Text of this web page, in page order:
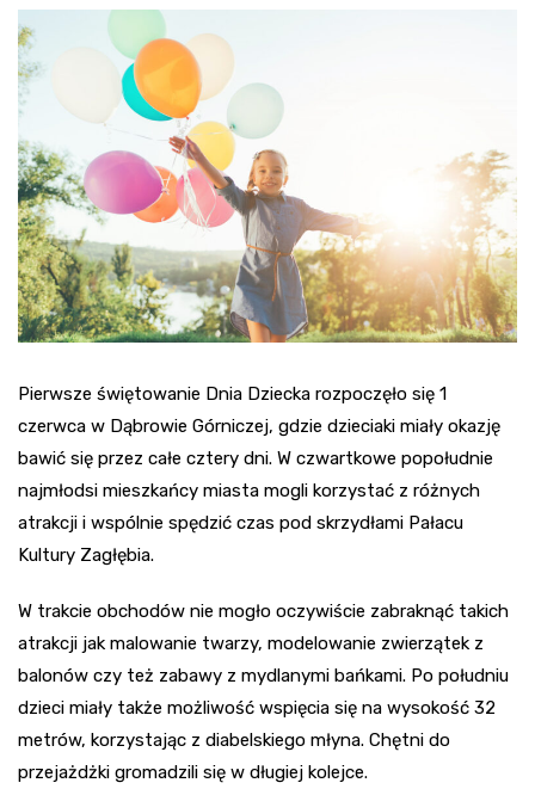
Pierwsze świętowanie Dnia Dziecka rozpoczęło się 1
czerwca w Dąbrowie Górniczej, gdzie dzieciaki miały okazję
bawić się przez całe cztery dni. W czwartkowe popołudnie
najmłodsi mieszkańcy miasta mogli korzystać z różnych
atrakcji i wspólnie spędzić czas pod skrzydłami Pałacu
Kultury Zagłębia.
W trakcie obchodów nie mogło oczywiście zabraknąć takich
atrakcji jak malowanie twarzy, modelowanie zwierzątek z
balonów czy też zabawy z mydlanymi bańkami. Po południu
dzieci miały także możliwość wspięcia się na wysokość 32
metrów, korzystając z diabelskiego młyna. Chętni do
przejażdżki gromadzili się w długiej kolejce.